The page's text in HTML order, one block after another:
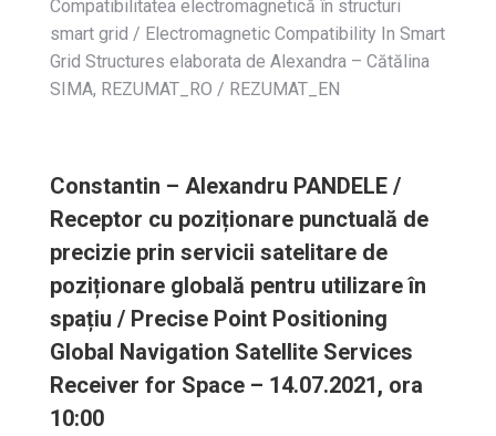
Compatibilitatea electromagnetică în structuri
smart grid / Electromagnetic Compatibility In Smart
Grid Structures elaborata de Alexandra – Cătălina
SIMA, REZUMAT_RO / REZUMAT_EN
Constantin – Alexandru PANDELE /
Receptor cu poziționare punctuală de
precizie prin servicii satelitare de
poziționare globală pentru utilizare în
spațiu / Precise Point Positioning
Global Navigation Satellite Services
Receiver for Space – 14.07.2021, ora
10:00